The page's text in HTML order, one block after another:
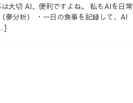
大切 AI、便利ですよね。 私もAIを日常
夢分析） ・一日の食事を記録して、AI